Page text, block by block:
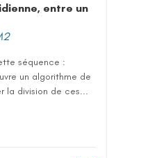
entre un
séquence :
un algorithme de
la division de ces...